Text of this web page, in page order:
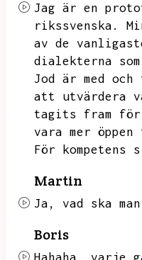
Jag är en
rikssvenska.
av de
dialekterna
Jod är med
att utvärdera
tagits fram för
vara mer
För
Martin
Ja, vad ska
Boris
Hahaha,
varje